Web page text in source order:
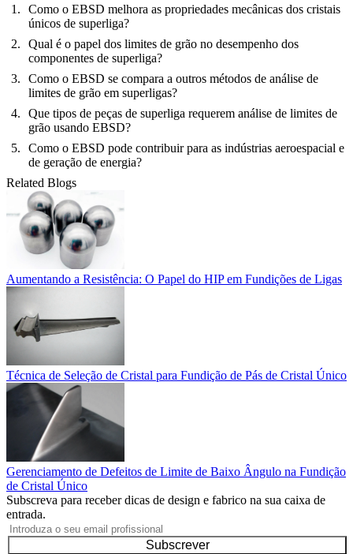
Como o EBSD melhora as propriedades mecânicas dos cristais
únicos de superliga?
Qual é o papel dos limites de grão no desempenho dos
componentes de superliga?
Como o EBSD se compara a outros métodos de análise de
limites de grão em superligas?
Que tipos de peças de superliga requerem análise de limites de
grão usando EBSD?
Como o EBSD pode contribuir para as indústrias aeroespacial e
de geração de energia?
Related Blogs
Aumentando a Resistência: O Papel do HIP em Fundições de Ligas
Técnica de Seleção de Cristal para Fundição de Pás de Cristal Único
Gerenciamento de Defeitos de Limite de Baixo Ângulo na Fundição
de Cristal Único
Subscreva para receber dicas de design e fabrico na sua caixa de
entrada.
Subscrever